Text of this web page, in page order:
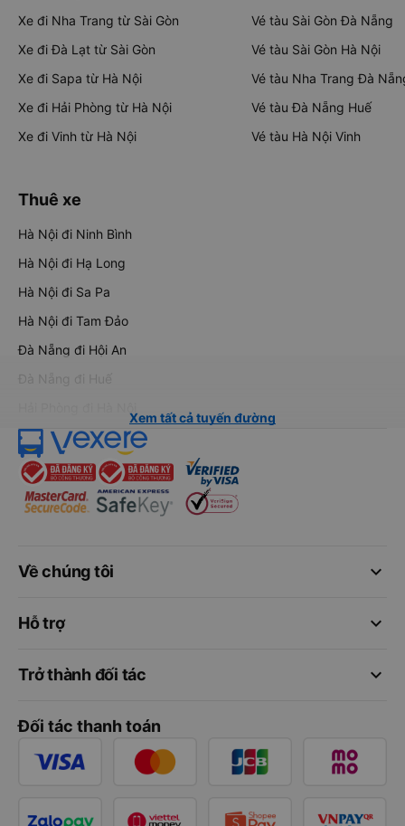
Xe đi Nha Trang từ Sài Gòn
Xe đi Đà Lạt từ Sài Gòn
Xe đi Sapa từ Hà Nội
Xe đi Hải Phòng từ Hà Nội
Xe đi Vinh từ Hà Nội
Vé tàu Sài Gòn Đà Nẵng
Vé tàu Sài Gòn Hà Nội
Vé tàu Nha Trang Đà
Vé tàu Đà Nẵng Huế
Vé tàu Hà Nội Vinh
Thuê xe
Hà Nội đi Ninh Bình
Hà Nội đi Hạ Long
Hà Nội đi Sa Pa
Hà Nội đi Tam Đảo
Đà Nẵng đi Hội An
Đà Nẵng đi Huế
Xem tất cả tuyến đường
keyboard_arrow_down
Về chúng tôi
keyboard_arrow_down
Hỗ trợ
keyboard_arrow_down
Trở thành đối tác
Đối tác thanh toán